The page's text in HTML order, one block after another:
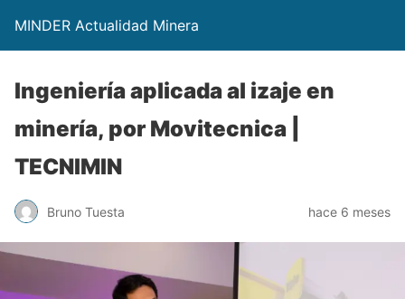
MINDER Actualidad Minera
Ingeniería aplicada al izaje en
minería, por Movitecnica |
TECNIMIN
Bruno Tuesta hace 6 meses